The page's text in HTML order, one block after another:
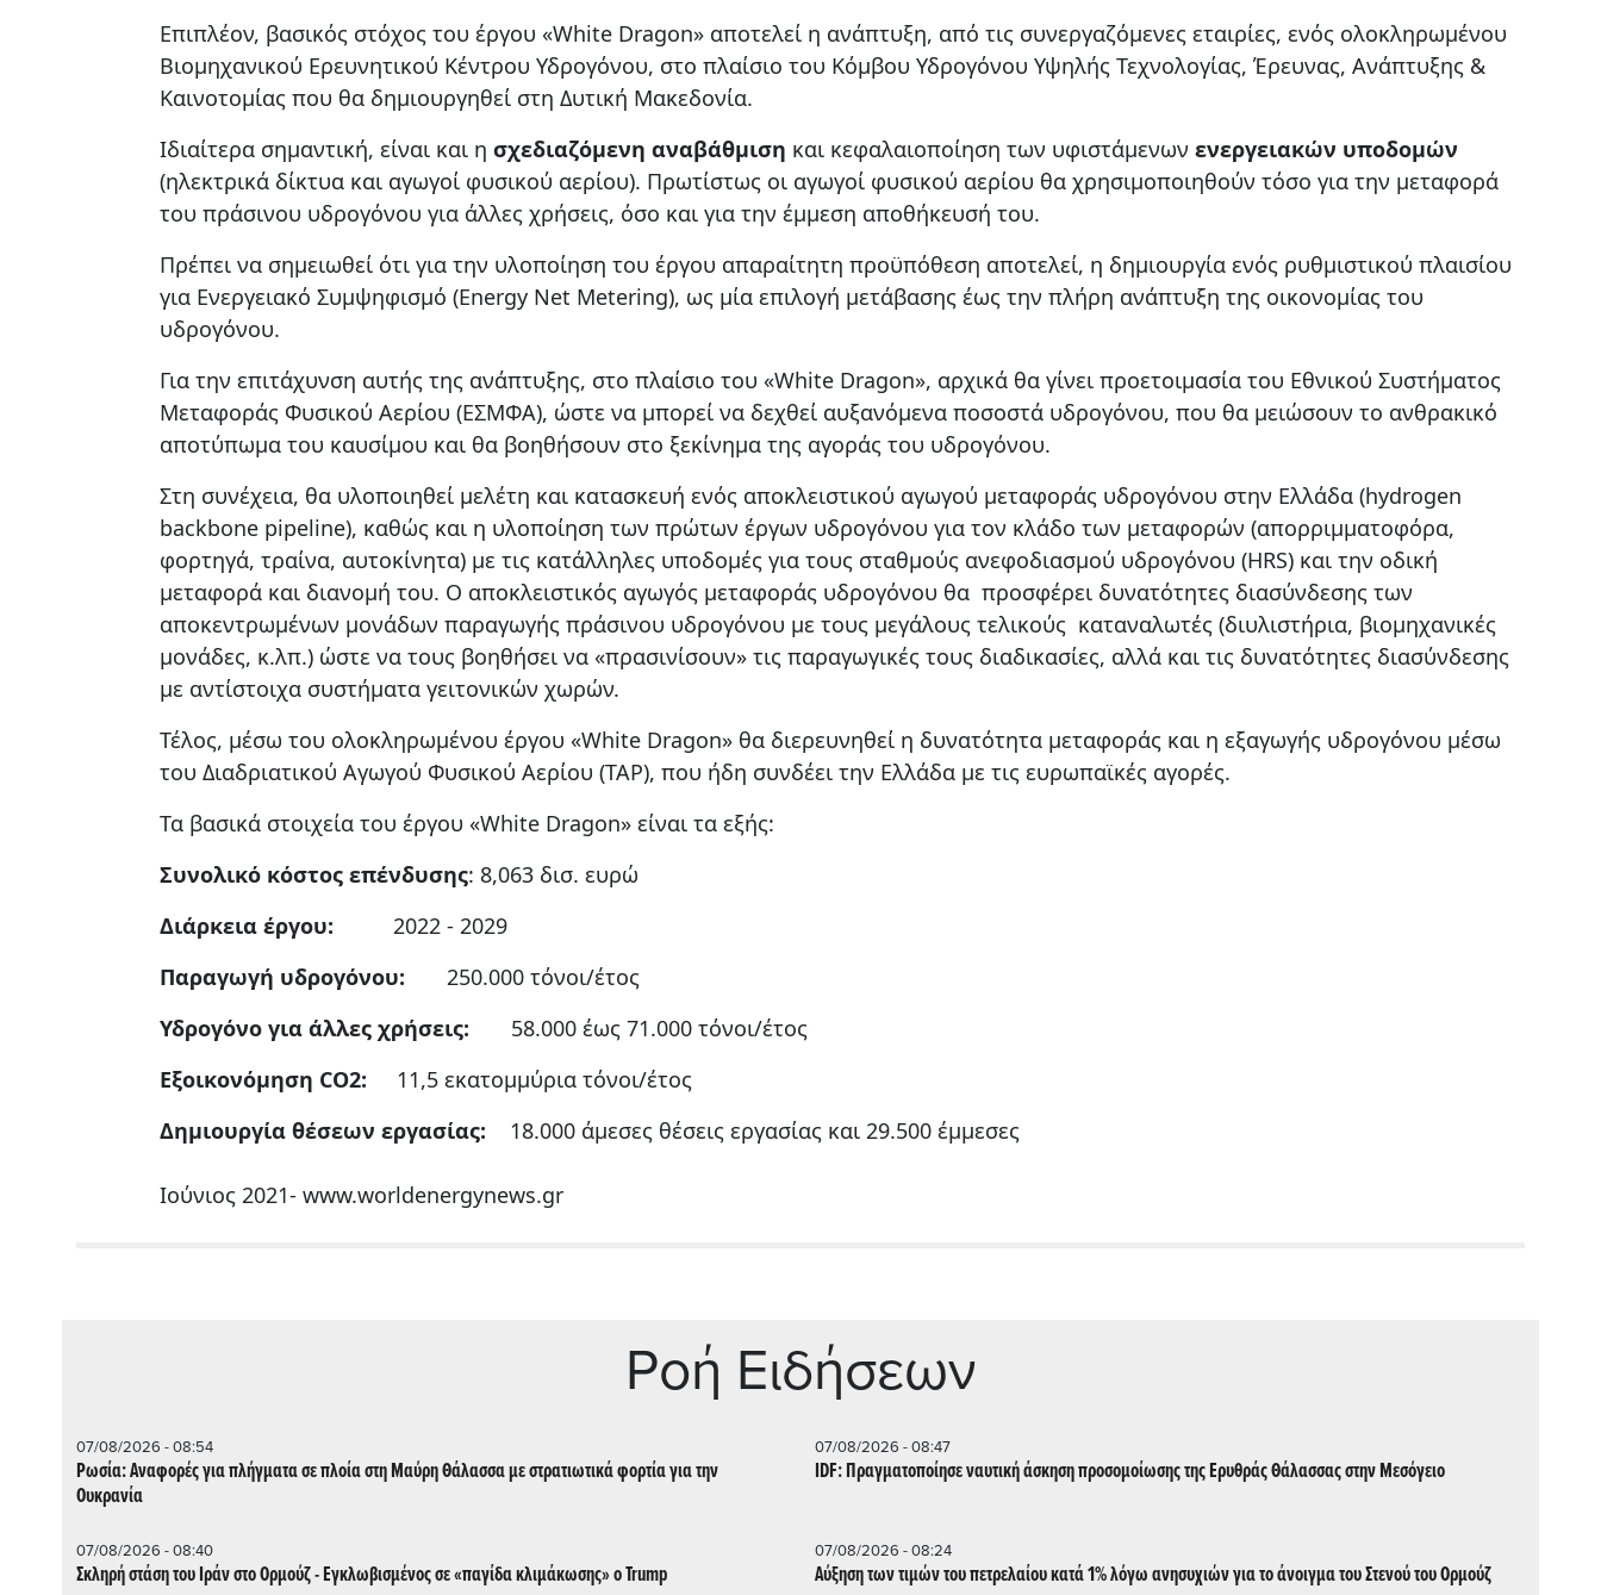
Επιπλέον, βασικός στόχος του έργου «White Dragon» αποτελεί η ανάπτυξη, από τις συνεργαζόμενες εταιρίες, ενός ολοκληρωμένου
Βιομηχανικού Ερευνητικού Κέντρου Υδρογόνου, στο πλαίσιο του Κόμβου Υδρογόνου Υψηλής Τεχνολογίας, Έρευνας, Ανάπτυξης &
Καινοτομίας που θα δημιουργηθεί στη Δυτική Μακεδονία.
Ιδιαίτερα σημαντική, είναι και η σχεδιαζόμενη αναβάθμιση και κεφαλαιοποίηση των υφιστάμενων ενεργειακών υποδομών
(ηλεκτρικά δίκτυα και αγωγοί φυσικού αερίου). Πρωτίστως οι αγωγοί φυσικού αερίου θα χρησιμοποιηθούν τόσο για την μεταφορά
του πράσινου υδρογόνου για άλλες χρήσεις, όσο και για την έμμεση αποθήκευσή του.
Πρέπει να σημειωθεί ότι για την υλοποίηση του έργου απαραίτητη προϋπόθεση αποτελεί, η δημιουργία ενός ρυθμιστικού πλαισίου
για Ενεργειακό Συμψηφισμό (Energy Net Metering), ως μία επιλογή μετάβασης έως την πλήρη ανάπτυξη της οικονομίας του
υδρογόνου.
Για την επιτάχυνση αυτής της ανάπτυξης, στο πλαίσιο του «White Dragon», αρχικά θα γίνει προετοιμασία του Εθνικού Συστήματος
Μεταφοράς Φυσικού Αερίου (ΕΣΜΦΑ), ώστε να μπορεί να δεχθεί αυξανόμενα ποσοστά υδρογόνου, που θα μειώσουν το ανθρακικό
αποτύπωμα του καυσίμου και θα βοηθήσουν στο ξεκίνημα της αγοράς του υδρογόνου.
Στη συνέχεια, θα υλοποιηθεί μελέτη και κατασκευή ενός αποκλειστικού αγωγού μεταφοράς υδρογόνου στην Ελλάδα (hydrogen
backbone pipeline), καθώς και η υλοποίηση των πρώτων έργων υδρογόνου για τον κλάδο των μεταφορών (απορριμματοφόρα,
φορτηγά, τραίνα, αυτοκίνητα) με τις κατάλληλες υποδομές για τους σταθμούς ανεφοδιασμού υδρογόνου (HRS) και την οδική
μεταφορά και διανομή του. Ο αποκλειστικός αγωγός μεταφοράς υδρογόνου θα προσφέρει δυνατότητες διασύνδεσης των
αποκεντρωμένων μονάδων παραγωγής πράσινου υδρογόνου με τους μεγάλους τελικούς καταναλωτές (διυλιστήρια, βιομηχανικές
μονάδες, κ.λπ.) ώστε να τους βοηθήσει να «πρασινίσουν» τις παραγωγικές τους διαδικασίες, αλλά και τις δυνατότητες διασύνδεσης
με αντίστοιχα συστήματα γειτονικών χωρών.
Τέλος, μέσω του ολοκληρωμένου έργου «White Dragon» θα διερευνηθεί η δυνατότητα μεταφοράς και η εξαγωγής υδρογόνου μέσω
του Διαδριατικού Αγωγού Φυσικού Αερίου (TAP), που ήδη συνδέει την Ελλάδα με τις ευρωπαϊκές αγορές.
Τα βασικά στοιχεία του έργου «White Dragon» είναι τα εξής:
Συνολικό κόστος επένδυσης: 8,063 δισ. ευρώ
Διάρκεια έργου: 2022 - 2029
Παραγωγή υδρογόνου: 250.000 τόνοι/έτος
Υδρογόνο για άλλες χρήσεις: 58.000 έως 71.000 τόνοι/έτος
Εξοικονόμηση CO2: 11,5 εκατομμύρια τόνοι/έτος
Δημιουργία θέσεων εργασίας: 18.000 άμεσες θέσεις εργασίας και 29.500 έμμεσες
Ιούνιος 2021- www.worldenergynews.gr
Ρoή Ειδήσεων
07/08/2026 - 08:54
Ρωσία: Αναφορές για πλήγματα σε πλοία στη Μαύρη Θάλασσα με στρατιωτικά φορτία για την
Ουκρανία
07/08/2026 - 08:47
IDF: Πραγματοποίησε ναυτική άσκηση προσομοίωσης της Ερυθράς Θάλασσας στην Μεσόγειο
07/08/2026 - 08:40
Σκληρή στάση του Ιράν στο Ορμούζ - Εγκλωβισμένος σε «παγίδα κλιμάκωσης» ο Trump
07/08/2026 - 08:24
Αύξηση των τιμών του πετρελαίου κατά 1% λόγω ανησυχιών για το άνοιγμα του Στενού του Ορμούζ